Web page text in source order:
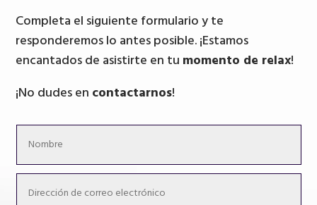
Completa el siguiente formulario y te
responderemos lo antes posible. ¡Estamos
encantados de asistirte en tu momento de relax!
¡No dudes en contactarnos!